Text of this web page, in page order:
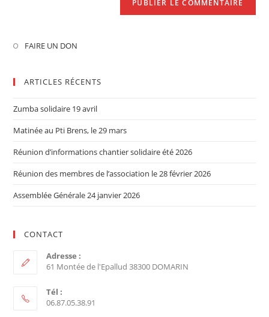
FAIRE UN DON
ARTICLES RÉCENTS
Zumba solidaire 19 avril
Matinée au Pti Brens, le 29 mars
Réunion d’informations chantier solidaire été 2026
Réunion des membres de l’association le 28 février 2026
Assemblée Générale 24 janvier 2026
CONTACT
Adresse :
61 Montée de l'Epallud 38300 DOMARIN
Tél :
06.87.05.38.91